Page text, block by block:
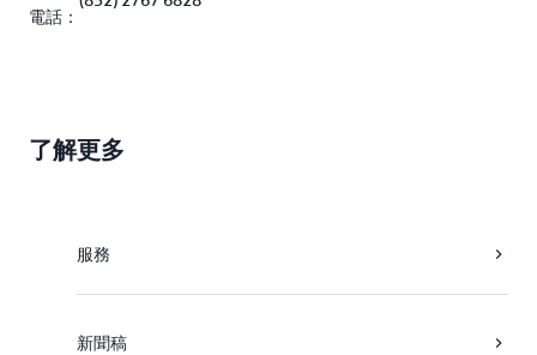
電話：
了解更多
服務
新聞稿